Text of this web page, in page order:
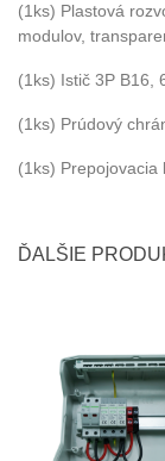
(1ks) Plastová
modulov,
(1ks) Istič 3P B16,
(1ks) Prúdový
(1ks) Prepojovacia
ĎALŠIE